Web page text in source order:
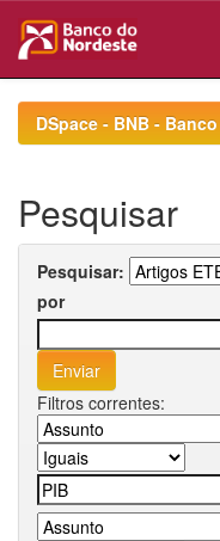
navigationDSpace - BNB -
Pesquisar
Pesquisar:
por
Filtros correntes: